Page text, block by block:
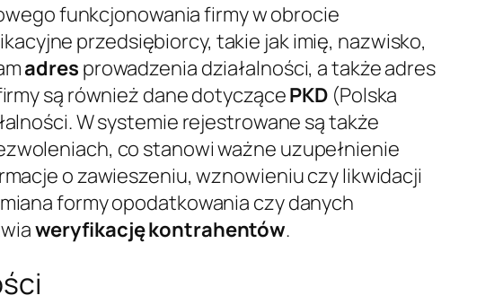
funkcjonowania firmy w obrocie
przedsiębiorcy, takie jak imię, nazwisko,
adres prowadzenia działalności, a także adres
są również dane dotyczącePKD (Polska
W systemie rejestrowane są także
co stanowi ważne uzupełnienie
o zawieszeniu, wznowieniu czy likwidacji
formy opodatkowania czy danych
weryfikację kontrahentów.